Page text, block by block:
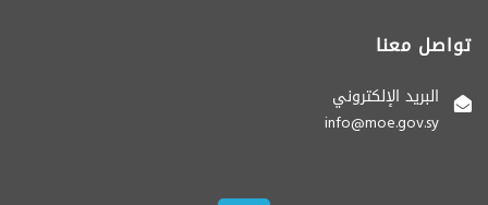
تواصل معنا
البريد الإلكتروني
info@moe.gov.sy